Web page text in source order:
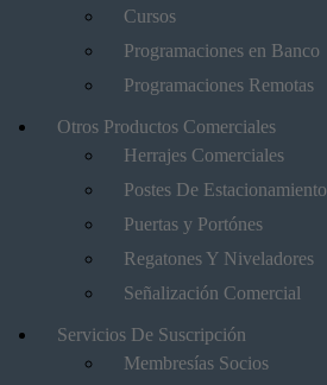
Cursos
Programaciones en Banco
Programaciones Remotas
Otros Productos Comerciales
Herrajes Comerciales
Postes De Estacionamiento
Puertas y Portónes
Regatones Y Niveladores
Señalización Comercial
Servicios De Suscripción
Membresías Socios